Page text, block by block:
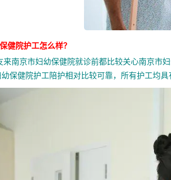
健院护工怎么样？
京市妇幼保健院就诊前都比较关心南京市妇
保健院护工陪护相对比较可靠，所有护工均